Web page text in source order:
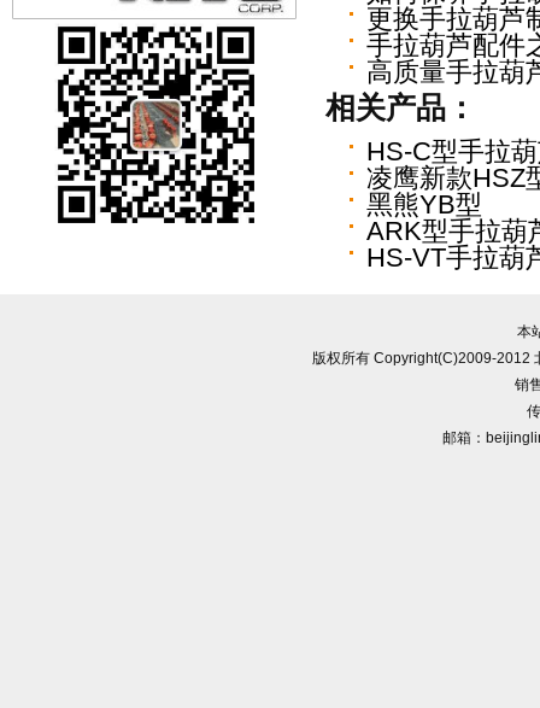
更换手拉葫芦
手拉葫芦配件
高质量手拉葫
相关产品：
HS-C型手拉
凌鹰新款HSZ
黑熊YB型
ARK型手拉葫
HS-VT手拉葫
本
版权所有 Copyright(C)2009-2012
销
邮箱：